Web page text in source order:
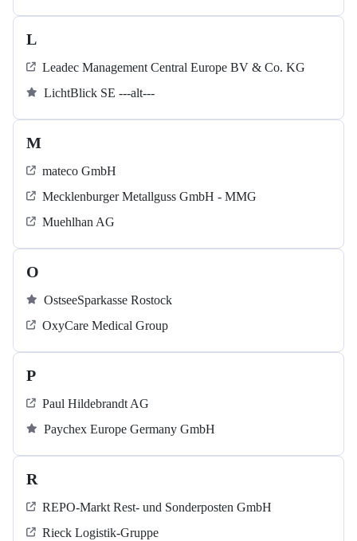
L
Leadec Management Central Europe BV & Co. KG
LichtBlick SE ---alt---
M
mateco GmbH
Mecklenburger Metallguss GmbH - MMG
Muehlhan AG
O
OstseeSparkasse Rostock
OxyCare Medical Group
P
Paul Hildebrandt AG
Paychex Europe Germany GmbH
R
REPO-Markt Rest- und Sonderposten GmbH
Rieck Logistik-Gruppe